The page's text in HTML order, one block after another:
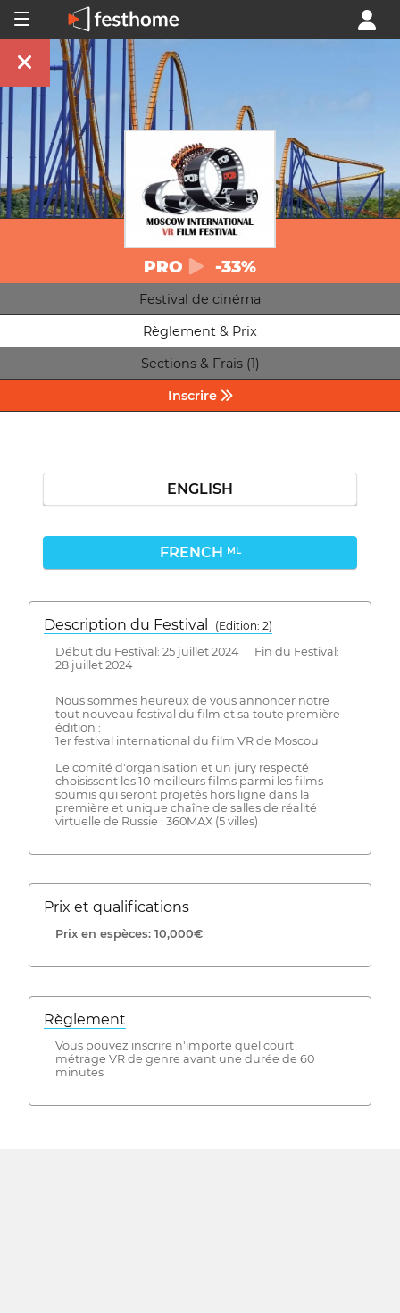
PRO -33%
Festival de cinéma
Règlement & Prix
Sections & Frais (1)
Inscrire
ENGLISH
FRENCH ML
Description du Festival
( Edition: 2)
Début du Festival: 25 juillet 2024 Fin du Festival:
28 juillet 2024
Nous sommes heureux de vous annoncer notre
tout nouveau festival du film et sa toute première
édition :
1er festival international du film VR de Moscou
Le comité d'organisation et un jury respecté
choisissent les 10 meilleurs films parmi les films
soumis qui seront projetés hors ligne dans la
première et unique chaîne de salles de réalité
virtuelle de Russie : 360MAX (5 villes)
Prix ​​et qualifications
Prix ​​en espèces: 10,000€
Règlement
Vous pouvez inscrire n'importe quel court
métrage VR de genre avant une durée de 60
minutes